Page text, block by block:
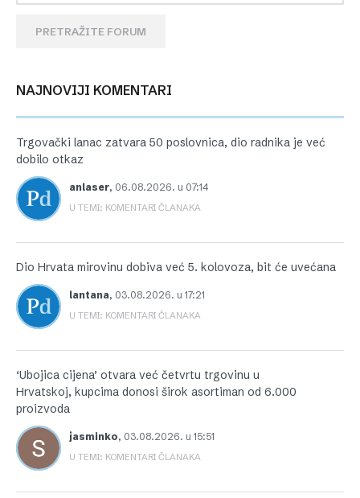
PRETRAŽITE FORUM
NAJNOVIJI KOMENTARI
Trgovački lanac zatvara 50 poslovnica, dio radnika je već
dobilo otkaz
anlaser, 06.08.2026. u 07:14
U TEMI: KOMENTARI ČLANAKA
Dio Hrvata mirovinu dobiva već 5. kolovoza, bit će uvećana
lantana, 03.08.2026. u 17:21
U TEMI: KOMENTARI ČLANAKA
‘Ubojica cijena’ otvara već četvrtu trgovinu u
Hrvatskoj, kupcima donosi širok asortiman od 6.000
proizvoda
jasminko, 03.08.2026. u 15:51
U TEMI: KOMENTARI ČLANAKA